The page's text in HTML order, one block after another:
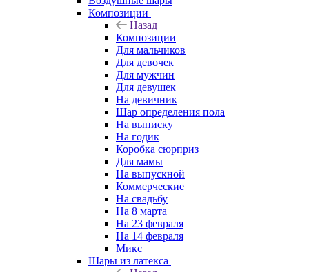
Композиции
Назад
Композиции
Для мальчиков
Для девочек
Для мужчин
Для девушек
На девичник
Шар определения пола
На выписку
На годик
Коробка сюрприз
Для мамы
На выпускной
Коммерческие
На свадьбу
На 8 марта
На 23 февраля
На 14 февраля
Микс
Шары из латекса